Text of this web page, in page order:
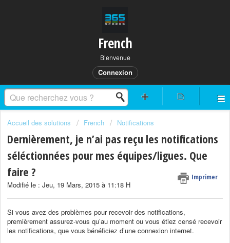
French
Bienvenue
Connexion
Accueil des solutions French Notifications
Dernièrement, je n’ai pas reçu les notifications
séléctionnées pour mes équipes/ligues. Que
faire ?
Imprimer
Modifié le : Jeu, 19 Mars, 2015 à 11:18 H
Si vous avez des problèmes pour recevoir des notifications,
premièrement assurez-vous qu’au moment ou vous étiez censé recevoir
les notifications, que vous bénéficiez d’une connexion internet.